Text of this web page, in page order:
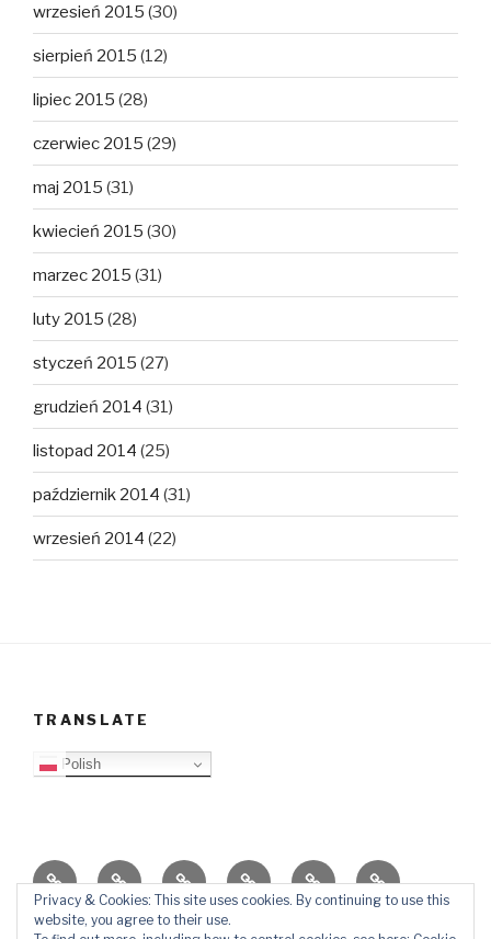
wrzesień 2015 (30)
sierpień 2015 (12)
lipiec 2015 (28)
czerwiec 2015 (29)
maj 2015 (31)
kwiecień 2015 (30)
marzec 2015 (31)
luty 2015 (28)
styczeń 2015 (27)
grudzień 2014 (31)
listopad 2014 (25)
październik 2014 (31)
wrzesień 2014 (22)
TRANSLATE
Polish
O
blogu
Top
Lista
Ewangelizacja
Father
Daniel
Video
Blog
PB
KontaktŚlady
Privacy & Cookies: This site uses cookies. By continuing to use this
website, you agree to their use.